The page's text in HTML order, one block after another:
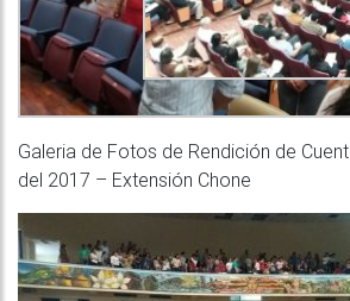
Galeria de Fotos de Rendición de
del 2017 – Extensión Chone